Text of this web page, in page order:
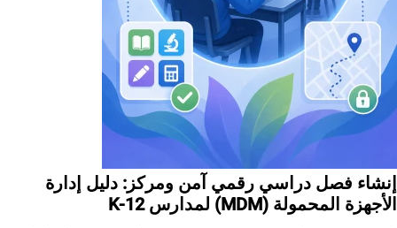
إنشاء فصل دراسي رقمي آمن ومركز: دليل إدارة
الأجهزة المحمولة (MDM) لمدارس K-12